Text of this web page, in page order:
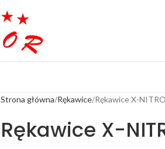
Strona główna Rękawice Rękawice X-
Rękawice X-